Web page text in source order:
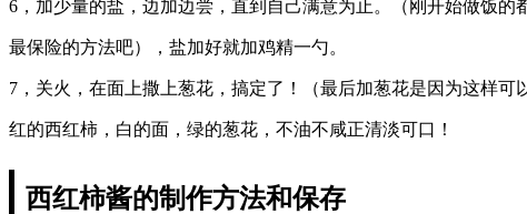
6，加少量的盐，边加边尝，直到自己满意为止。（刚开始做饭的
最保险的方法吧），盐加好就加鸡精一勺。
7，关火，在面上撒上葱花，搞定了！（最后加葱花是因为这样
红的西红柿，白的面，绿的葱花，不油不咸正清淡可口！
西红柿酱的制作方法和保存